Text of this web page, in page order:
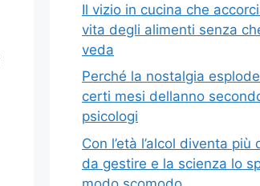
Il vizio in cucina che
vita degli alimenti senza
veda
Perché la nostalgia
certi mesi dellanno
psicologi
Con l’età l’alcol diventa più
da gestire e la scienza lo